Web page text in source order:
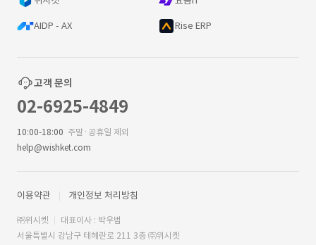
AIDP - AX Rise ERP
고객 문의
02-6925-4849
10:00-18:00 주말·공휴일 제외
help@wishket.com
이용약관 개인정보 처리방침
㈜위시켓
대표이사 : 박우범
서울특별시 강남구 테헤란로 211 3층 ㈜위시켓